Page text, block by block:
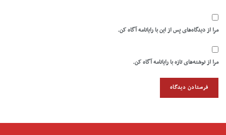
مرا از دیدگاه‌های پس از این با رایانامه آگاه کن.
مرا از نوشته‌های تازه با رایانامه آگاه کن.